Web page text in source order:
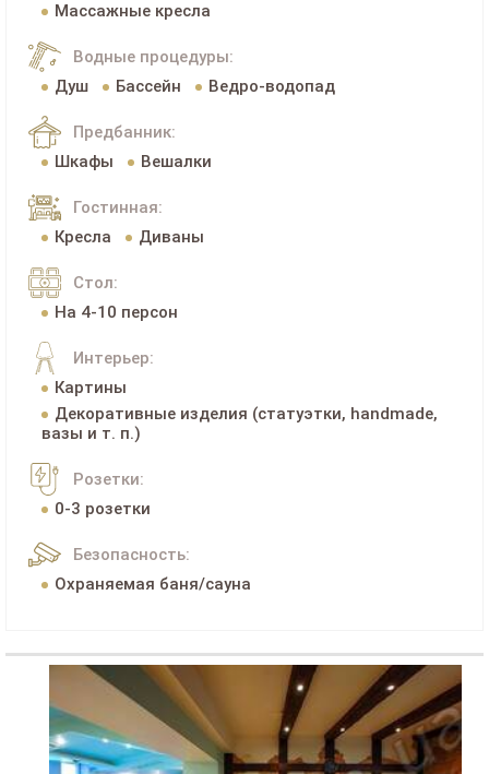
Массажные кресла
Водные процедуры:
Душ
Бассейн Ведро-водопад
Предбанник:
Шкафы
Вешалки
Гостинная:
Кресла
Диваны
Стол:
На 4-10 персон
Интерьер:
Картины
Декоративные изделия (статуэтки, handmade,
вазы и т. п.)
Розетки:
0-3 розетки
Безопасность:
Охраняемая баня/сауна